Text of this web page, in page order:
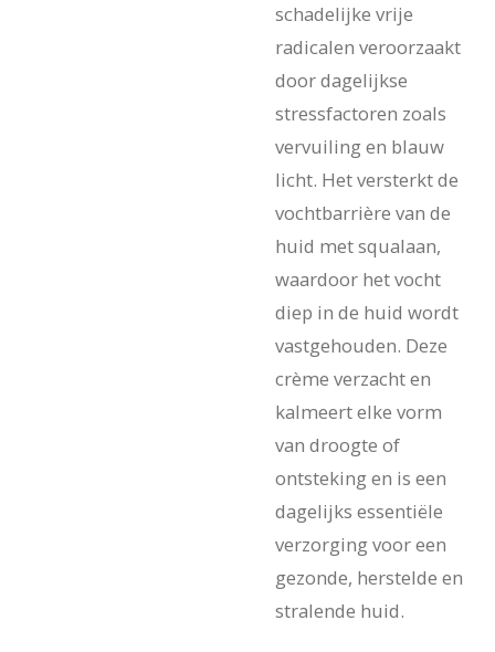
schadelijke vrije
radicalen veroorzaakt
door dagelijkse
stressfactoren zoals
vervuiling en blauw
licht. Het versterkt de
vochtbarrière van de
huid met squalaan,
waardoor het vocht
diep in de huid wordt
vastgehouden. Deze
crème verzacht en
kalmeert elke vorm
van droogte of
ontsteking en is een
dagelijks essentiële
verzorging voor een
gezonde, herstelde en
stralende huid.